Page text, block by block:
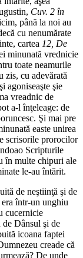
Cuv. 2 în
până la noi au
cu nenumărate
cartea 12, De
minunată vrednicie
toate neamurile
zis, cu adevărată
agoniseaşte şie
vreadnic de
a-l înţeleage: de
Şi mai pre
easte unirea
scrisorile prorocilor
Scripturile
în multe chipuri ale
le-au întărit.
de neştiinţă şi de
într-un unghiu
cucernicie
de Dânsul şi de
icoana faptei
creade că
De unde